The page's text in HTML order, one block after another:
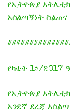
የኢትዮጵያ
አሰልጣኝነት
የካቲት 15/2017
የኢትዮጵያ
አንደኛ ደረጃ